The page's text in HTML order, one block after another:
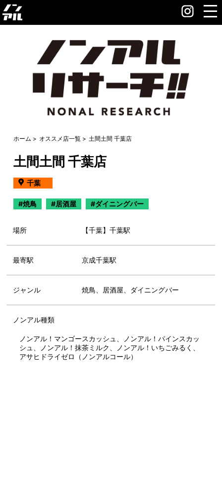
ホーム オススメ店一覧 土間土間 千葉店
土間土間 千葉店
千葉
焼鳥 居酒屋 ダイニングバー
場所 【千葉】千葉駅
最寄駅 京成千葉駅
ジャンル 焼鳥、居酒屋、ダイニングバー
ノンアル種類
ノンアル！マンゴースカッシュ、ノンアル！パインスカッ
シュ、ノンアル！抹茶ミルク、ノンアル！いちごみるく、
アサヒドライゼロ（ノンアルコール）